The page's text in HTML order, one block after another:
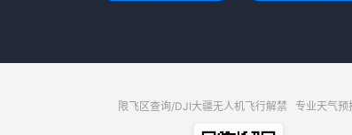
限飞区查询/DJI大疆无人机飞行解禁 专业天气预